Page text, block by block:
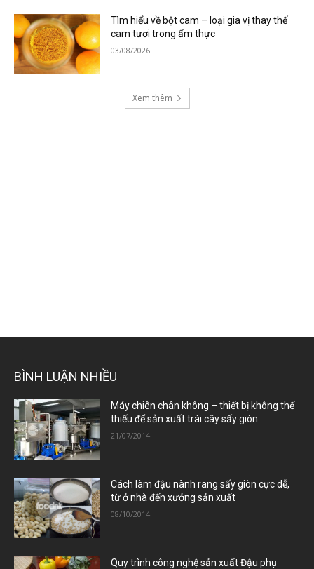
Tìm hiểu về bột cam – loại gia vị thay thế
cam tươi trong ẩm thực
03/08/2026
Xem thêm
BÌNH LUẬN NHIỀU
Máy chiên chân không – thiết bị không thể
thiếu để sản xuất trái cây sấy giòn
21/07/2014
Cách làm đậu nành rang sấy giòn cực dễ,
từ ở nhà đến xưởng sản xuất
08/10/2014
Quy trình công nghệ sản xuất Đậu phụ